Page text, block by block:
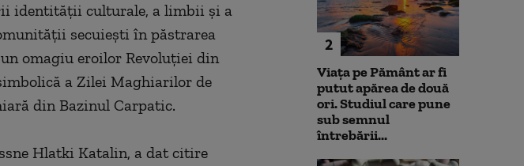
identităţii culturale, a limbii şi a
secuieşti în păstrarea
omagiu eroilor Revoluţiei din
a Zilei Maghiarilor de
din Bazinul Carpatic.
Hlatki Katalin, a dat citire
2
Viața pe Pământ ar fi
putut apărea de două
ori. Studiul care pune
sub semnul
întrebării...